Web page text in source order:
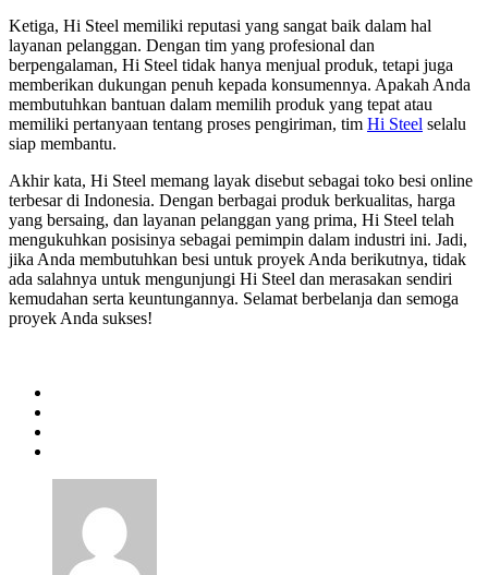
Ketiga, Hi Steel memiliki reputasi yang sangat baik dalam hal
layanan pelanggan. Dengan tim yang profesional dan
berpengalaman, Hi Steel tidak hanya menjual produk, tetapi juga
memberikan dukungan penuh kepada konsumennya. Apakah Anda
membutuhkan bantuan dalam memilih produk yang tepat atau
memiliki pertanyaan tentang proses pengiriman, tim Hi Steel selalu
siap membantu.
Akhir kata, Hi Steel memang layak disebut sebagai toko besi online
terbesar di Indonesia. Dengan berbagai produk berkualitas, harga
yang bersaing, dan layanan pelanggan yang prima, Hi Steel telah
mengukuhkan posisinya sebagai pemimpin dalam industri ini. Jadi,
jika Anda membutuhkan besi untuk proyek Anda berikutnya, tidak
ada salahnya untuk mengunjungi Hi Steel dan merasakan sendiri
kemudahan serta keuntungannya. Selamat berbelanja dan semoga
proyek Anda sukses!